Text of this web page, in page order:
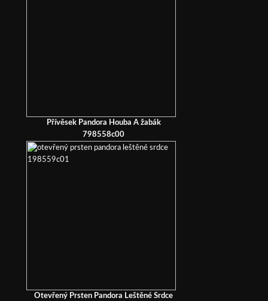
Přívěsek Pandora Houba A žabák
798558c00
Otevřený Prsten Pandora Leštěné Srdce